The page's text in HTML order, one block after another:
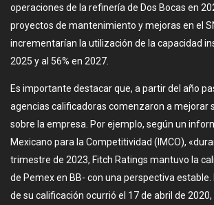
operaciones de la refinería de Dos Bocas en
proyectos de mantenimiento y mejoras en el
incrementarían la utilización de la capacidad
2025 y al 56% en 2027.
Es importante destacar que, a partir del año
agencias calificadoras comenzaron a mejorar
sobre la empresa. Por ejemplo, según un
Mexicano para la Competitividad (IMCO),
trimestre de 2023, Fitch Ratings mantuvo la
de Pemex en BB- con una perspectiva
de su calificación ocurrió el 17 de abril de